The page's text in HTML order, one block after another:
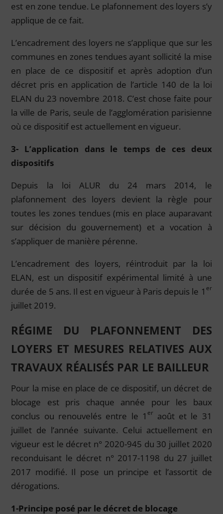
est en zone tendue. Le plafonnement des loyers s’y
applique de ce fait.
L’encadrement des loyers ne s’applique que sur les
communes en zones tendues ayant sollicité la mise
en place de ce dispositif et après adoption d’un
décret pris en application de l’article 140 de la loi
ELAN du 23 novembre 2018. C’est chose faite pour
la ville de Paris, seule de l’agglomération parisienne
où ce dispositif est actuellement en vigueur.
3- L’application dans le temps de ces deux
dispositifs
Depuis la loi ALUR du 24 mars 2014, le
plafonnement des loyers devient la règle pour
toutes les zones tendues (mis en place auparavant
sur décision du gouvernement) et a vocation à
s’appliquer de manière pérenne.
L’encadrement des loyers, réintroduit par la loi
ELAN, est un dispositif expérimental limité à une
durée de 5 ans. Il est en vigueur à Paris depuis le 1 er
juillet 2019.
RÉGIME DU PLAFONNEMENT DES
LOYERS ET MESURES RELATIVES AUX
TRAVAUX RÉALISÉS PAR LE BAILLEUR
Pour la mise en place de ce dispositif, un décret de
blocage est pris chaque année pour les baux
conclus ou renouvelés entre le 1 er août et le 31
juillet de l’année suivante. Celui actuellement en
vigueur est le décret n° 2020-945 du 30 juillet 2020
reconduisant le décret n° 2017-1198 du 27 juillet
2017 modifié. Il pose un principe et l’assortit de
dérogations.
1-Principe posé par le décret de blocage